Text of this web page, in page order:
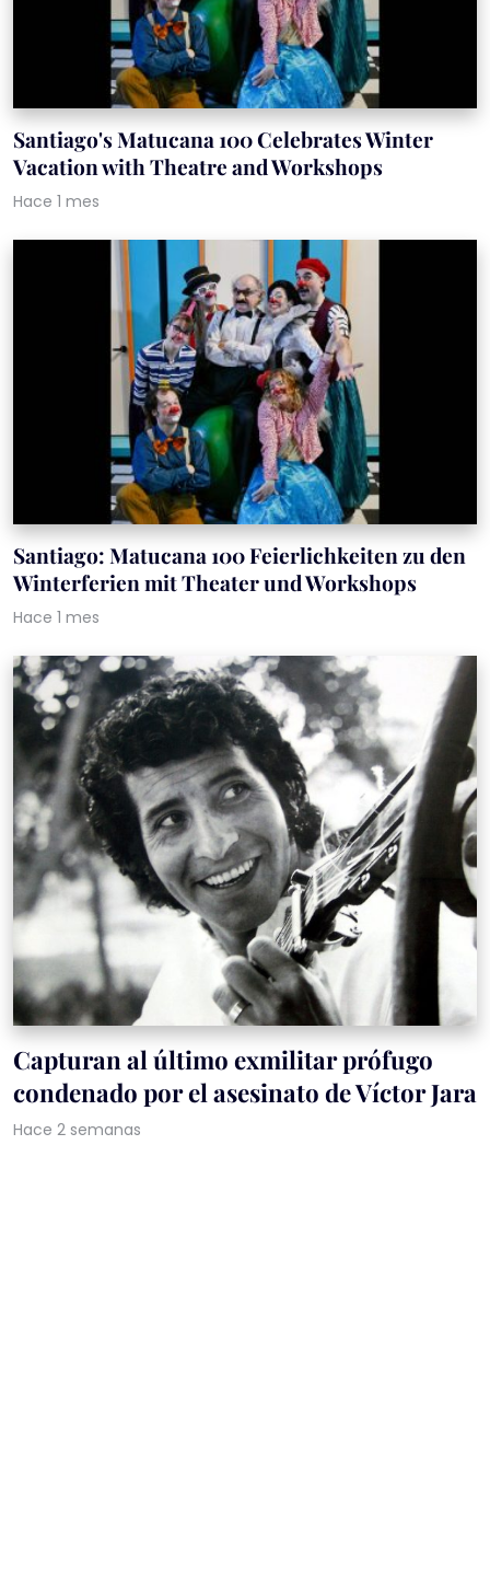
Santiago's Matucana 100 Celebrates Winter
Vacation with Theatre and Workshops
Hace 1 mes
Santiago: Matucana 100 Feierlichkeiten zu den
Winterferien mit Theater und Workshops
Hace 1 mes
Capturan al último exmilitar prófugo
condenado por el asesinato de Víctor Jara
Hace 2 semanas